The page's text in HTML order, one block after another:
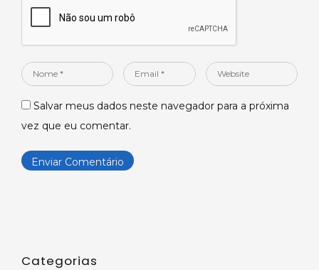
Nome
Email
Website
Salvar meus dados neste navegador para a próxima
vez que eu comentar.
Categorias